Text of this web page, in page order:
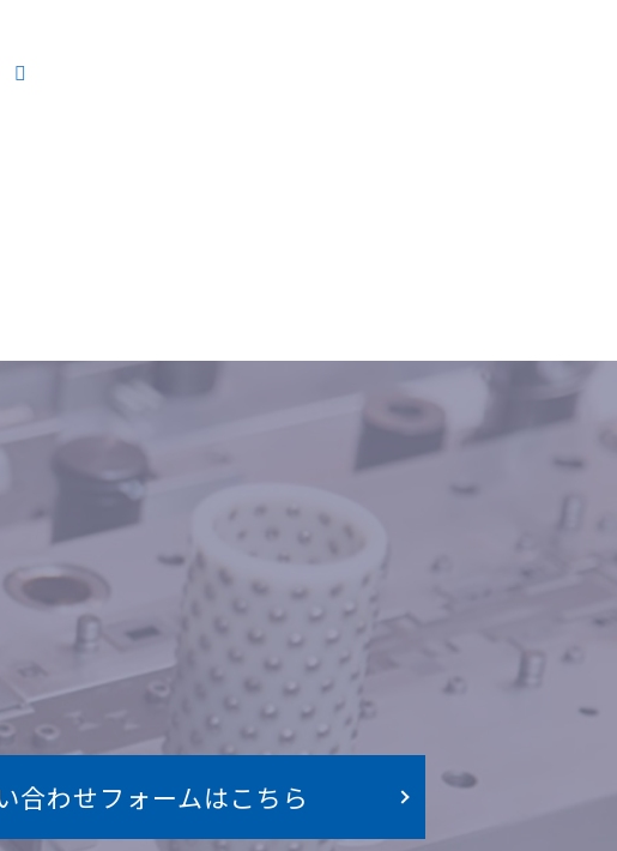
合わせフォームはこちら